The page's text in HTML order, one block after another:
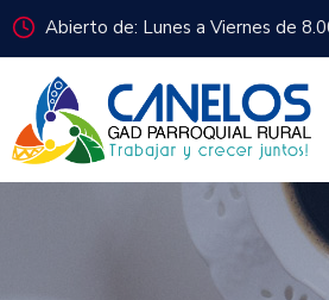
Abierto de: Lunes a Viernes de